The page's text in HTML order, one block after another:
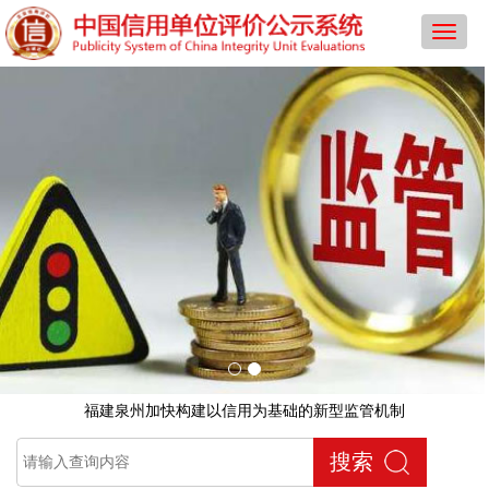
导
菜
单
福建泉州加快构建以信用为基础的新型监管机制
搜索